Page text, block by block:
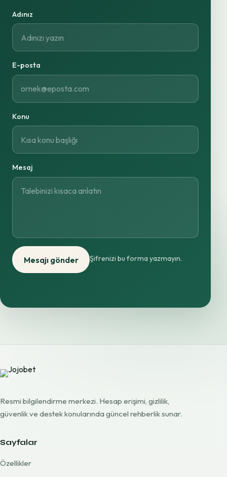
Adınız
E-posta
Konu
Mesaj
Mesajı gönder Şifrenizi bu forma yazmayın.
Resmi bilgilendirme merkezi. Hesap erişimi, gizlilik,
güvenlik ve destek konularında güncel rehberlik sunar.
Sayfalar
Özellikler